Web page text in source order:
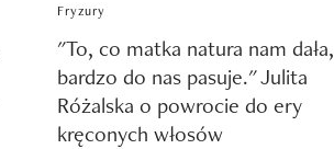
Fryzury
"To, co matka natura nam dała,
bardzo do nas pasuje." Julita
Różalska o powrocie do ery
kręconych włosów